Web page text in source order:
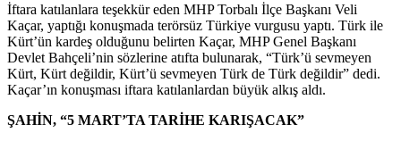
İftara katılanlara teşekkür eden MHP Torbalı İlçe Başkanı Veli
Kaçar, yaptığı konuşmada terörsüz Türkiye vurgusu yaptı. Türk ile
Kürt’ün kardeş olduğunu belirten Kaçar, MHP Genel Başkanı
Devlet Bahçeli’nin sözlerine atıfta bulunarak, “Türk’ü sevmeyen
Kürt, Kürt değildir, Kürt’ü sevmeyen Türk de Türk değildir” dedi.
Kaçar’ın konuşması iftara katılanlardan büyük alkış aldı.
ŞAHİN, “5 MART’TA TARİHE KARIŞACAK”